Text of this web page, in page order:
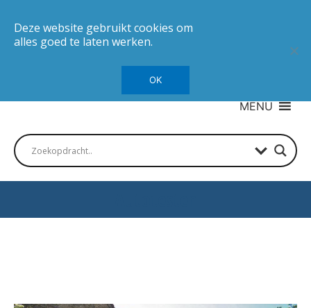
MENU
Deze website gebruikt cookies om
alles goed te laten werken.
OK